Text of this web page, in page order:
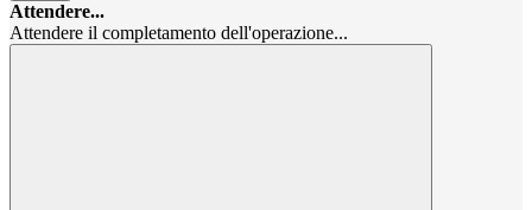
Attendere...
Attendere il completamento dell'operazione...